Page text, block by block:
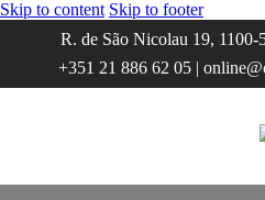
Skip to content Skip to footer
R. de São Nicolau 19, 1100-
+351 21 886 62 05 |